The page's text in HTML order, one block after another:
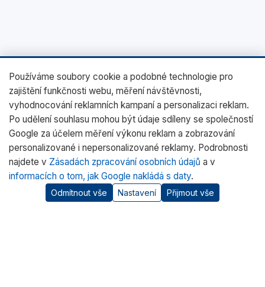
Používáme soubory cookie a podobné technologie pro
zajištění funkčnosti webu, měření návštěvnosti,
vyhodnocování reklamních kampaní a personalizaci reklam.
Po udělení souhlasu mohou být údaje sdíleny se společností
Google za účelem měření výkonu reklam a zobrazování
personalizované i nepersonalizované reklamy. Podrobnosti
najdete v Zásadách zpracování osobních údajů a v
informacích o tom, jak Google nakládá s daty.
Odmítnout vše Nastavení Přijmout vše